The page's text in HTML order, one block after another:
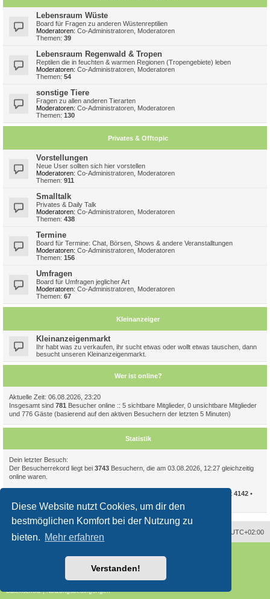
Diese Website nutzt Cookies, um dir den
bestmöglichen Komfort bei der Nutzung zu
bieten. Mehr erfahren
Verstanden!
Lebensraum Wüste
Board für Fragen zu anderen Wüstenreptilien
Moderatoren: Co-Administratoren Moderatoren
Themen: 39
Lebensraum Regenwald & Tropen
Reptilen die in feuchten & warmen Regionen (Tropengebiete) leben
Moderatoren: Co-Administratoren Moderatoren
Themen: 54
sonstige Tiere
Fragen zu allen anderen Tierarten
Moderatoren: Co-Administratoren Moderatoren
Themen: 130
Privates & Offtopic
Vorstellungen
Neue User sollten sich hier vorstellen
Moderatoren: Co-Administratoren Moderatoren
Themen: 911
Smalltalk
Privates & Daily Talk
Moderatoren: Co-Administratoren Moderatoren
Themen: 438
Termine
Board für Termine: Chat, Börsen, Shows & andere Veranstalltungen
Moderatoren: Co-Administratoren Moderatoren
Themen: 156
Umfragen
Board für Umfragen jeglicher Art
Moderatoren: Co-Administratoren Moderatoren
Themen: 67
Kleinanzeiger
Kleinanzeigenmarkt
Ihr habt was zu verkaufen, ihr sucht etwas oder wollt etwas tauschen, dann
besucht unseren Kleinanzeigenmarkt.
Wer ist online?
Aktuelle Zeit: 06.08.2026, 23:20
Insgesamt sind 781 Besucher online :: 5 sichtbare Mitglieder, 0 unsichtbare Mitglieder
und 776 Gäste (basierend auf den aktiven Besuchern der letzten 5 Minuten)
Statistik
Dein letzter Besuch:
Der Besucherrekord liegt bei 3743 Besuchern, die am 03.08.2026, 12:27 gleichzeitig
online waren.
• Mitglieder insgesamt 4142 •
Unser neuestes Mitglied:
CelIampomegranate
UTC+02:00
Deutsche Übersetzung durch
2017
Datenschutz|Nutzungsbedingungen